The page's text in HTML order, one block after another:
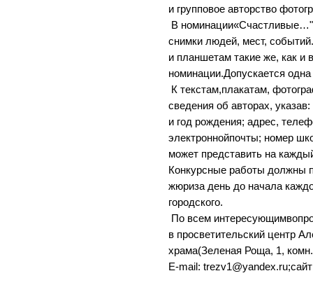
и групповое авторство
В
снимки людей, мест,
и планшетам такие же, как и
номинации.Допускается
К текстам,плакатам,
сведения об авторах,
и год рождения; адрес,
электроннойпочты; номер
может представить на
Конкурсные работы должны
жюриза день до начала
городского.
По всем
в просветительский центр
храма(Зеленая Роща, 1,
E-mail: